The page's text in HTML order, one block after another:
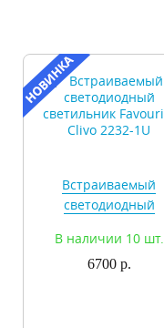
Встраиваемый
светодиодный
Clivo 2232-1U
В наличии 10 шт.
6700 р.